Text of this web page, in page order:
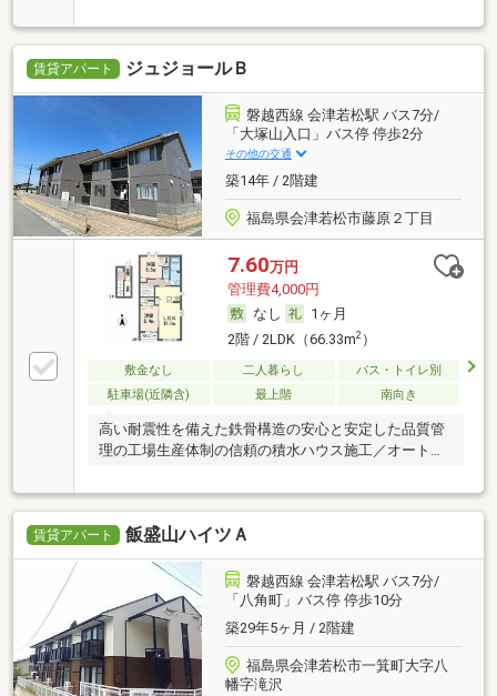
賃貸アパート ジュジョールＢ
磐越西線 会津若松駅 バス7分/
「大塚山入口」バス停 停歩2分
その他の交通
築14年 / 2階建
福島県会津若松市藤原２丁目
7.60万円
管理費4,000円
なし
1ヶ月
2階 / 2LDK（66.33m2）
敷金なし 二人暮らし
バス・トイレ別
駐車場(近隣含)
最上階 南向き
高い耐震性を備えた鉄骨構造の安心と安定した品質管
理の工場生産体制の信頼の積水ハウス施工／オートロ
賃貸アパート 飯盛山ハイツＡ
磐越西線 会津若松駅 バス7分/
「八角町」バス停 停歩10分
築29年5ヶ月 / 2階建
福島県会津若松市一箕町大字八
幡字滝沢